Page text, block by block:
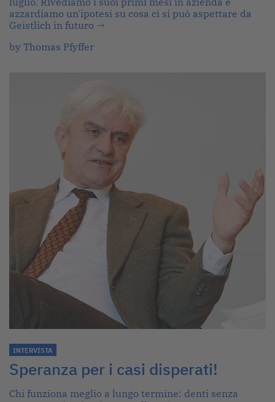
azzardiamo un'ipotesi su cosa ci si può aspettare da
Geistlich in futuro →
by Thomas Pfyffer
INTERVISTA
Speranza per i casi disperati!
Chi funziona meglio a lungo termine: denti senza